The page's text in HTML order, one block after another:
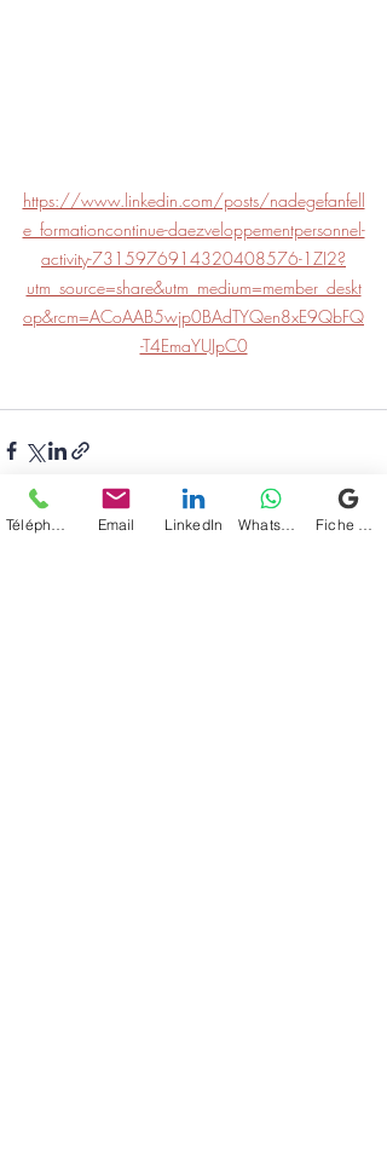
https://www.linkedin.com/posts/nadegefanfell
e_formationcontinue-daezveloppementpersonnel-
activity-7315976914320408576-1ZI2?
utm_source=share&utm_medium=member_deskt
op&rcm=ACoAAB5wjp0BAdTYQen8xE9QbFQ
-T4EmaYUJpC0
Email LinkedIn